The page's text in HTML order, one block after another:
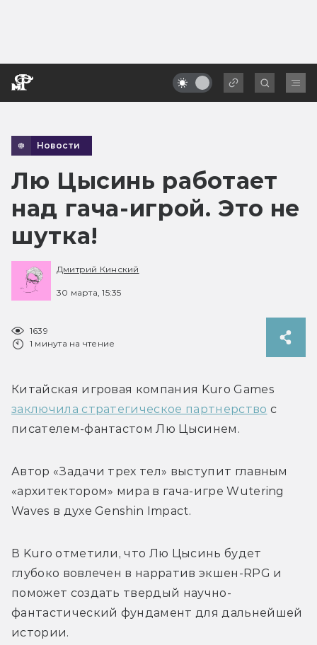
Новости
Лю Цысинь работает
над гача-игрой. Это не
шутка!
Дмитрий Кинский
30 марта, 15:35
1639
1 минута на чтение
заключила стратегическое партнерство с
писателем-фантастом Лю Цысинем.
Автор «Задачи трех тел» выступит главным
«архитектором» мира в гача-игре Wutering
Waves в духе Genshin Impact.
В Kuro отметили, что Лю Цысинь будет
глубоко вовлечен в нарратив экшен-RPG и
поможет создать твердый научно-
фантастический фундамент для дальнейшей
истории.